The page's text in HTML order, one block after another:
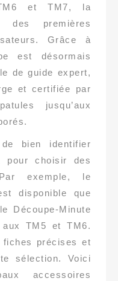
et TM7, la
des premières
Grâce à
est désormais
de guide expert,
et certifiée par
jusqu’aux
bien identifier
pour choisir des
exemple, le
disponible que
Découpe-Minute
aux TM5 et TM6.
fiches précises et
sélection. Voici
accessoires